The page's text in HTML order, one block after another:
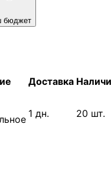
бюджет
Доставка
1 дн. 20 шт.